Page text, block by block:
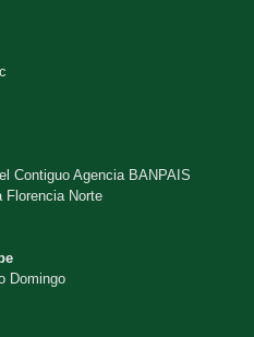
Contiguo Agencia BANPAIS
Florencia Norte
Domingo